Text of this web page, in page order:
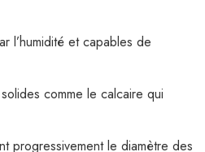
l’humidité et capables de
comme le calcaire qui
progressivement le diamètre des